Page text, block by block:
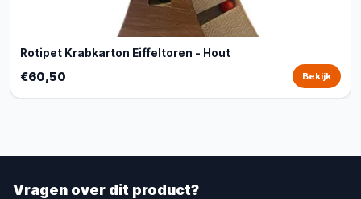
Rotipet Krabkarton Eiffeltoren - Hout
€60,50 Bekijk
Vragen over dit product?